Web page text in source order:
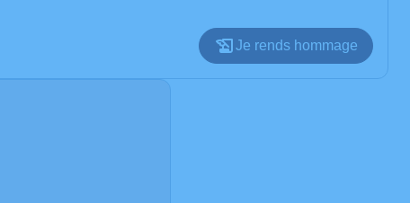
Je rends hommage